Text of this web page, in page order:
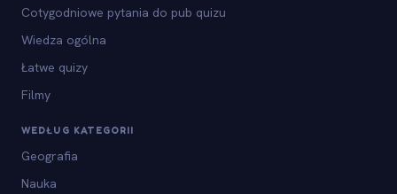
Cotygodniowe pytania do pub quizu
Wiedza ogólna
Łatwe quizy
Filmy
WEDŁUG KATEGORII
Geografia
Nauka